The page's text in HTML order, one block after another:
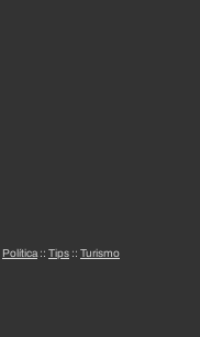
Política :: Tips :: Turismo